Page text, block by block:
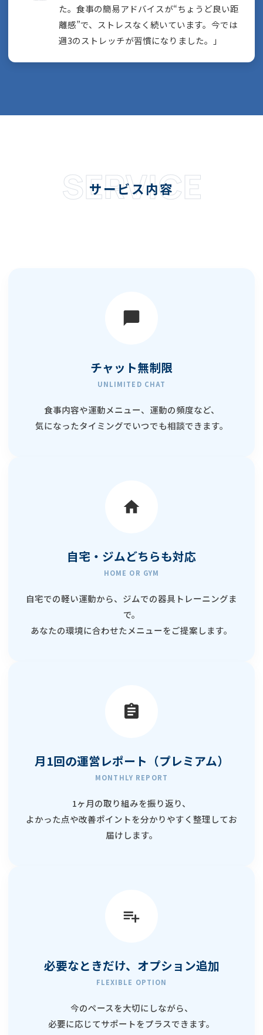
た。食事の簡易アドバイスが“ちょうど良い距
離感”で、ストレスなく続いています。今では
週3のストレッチが習慣になりました。」
SERVICE
サービス内容
チャット無制限
UNLIMITED CHAT
食事内容や運動メニュー、運動の頻度など、
気になったタイミングでいつでも相談できます。
自宅・ジムどちらも対応
HOME OR GYM
自宅での軽い運動から、ジムでの器具トレーニングま
で。
あなたの環境に合わせたメニューをご提案します。
月1回の運営レポート（プレミアム）
MONTHLY REPORT
1ヶ月の取り組みを振り返り、
よかった点や改善ポイントを分かりやすく整理してお
届けします。
必要なときだけ、オプション追加
FLEXIBLE OPTION
今のペースを大切にしながら、
必要に応じてサポートをプラスできます。